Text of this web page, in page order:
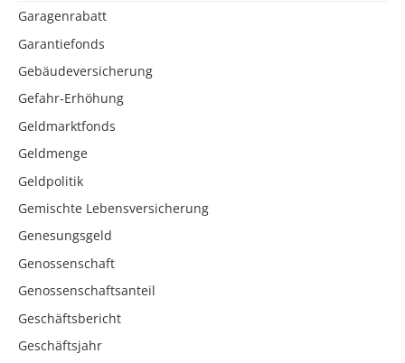
Garagenrabatt
Garantiefonds
Gebäudeversicherung
Gefahr-Erhöhung
Geldmarktfonds
Geldmenge
Geldpolitik
Gemischte Lebensversicherung
Genesungsgeld
Genossenschaft
Genossenschaftsanteil
Geschäftsbericht
Geschäftsjahr